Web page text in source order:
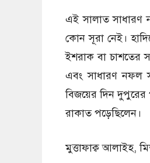
এই সালাত সাধারণ
কোন সূরা নেই।
ইশরাক বা চাশতের
এবং সাধারণ নফল
বিজয়ের দিন দুপুরের
রাকাত পড়েছিলেন।
মুত্তাফাক্ব আলাইহ,